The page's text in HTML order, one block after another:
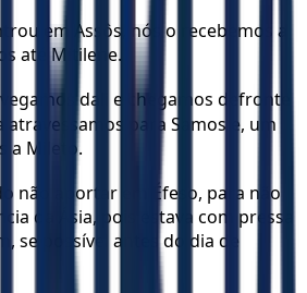
em Assôs, nós o recebemos a
até Mitilene.
dali e chegamos defronte
para Samos e, um
a Mileto.
não aportar em Éfeso, para não
da Ásia, pois estava com pressa
se possível antes do dia de